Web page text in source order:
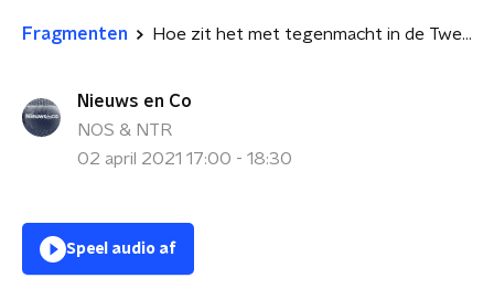
Fragmenten Hoe zit het met tegenmacht in de Tweede Kamer? 'De coalitiepartijen staan teveel met elkaar in verbinding'
Nieuws en Co
NOS & NTR
02 april 2021 17:00 - 18:30
Speel audio af